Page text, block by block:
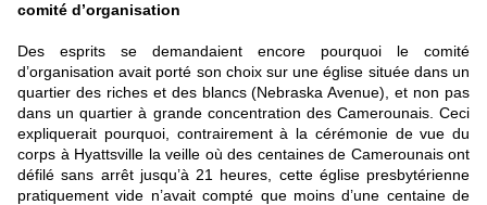
comité d’organisation
Des esprits se demandaient encore pourquoi le comité
d’organisation avait porté son choix sur une église située dans un
quartier des riches et des blancs (Nebraska Avenue), et non pas
dans un quartier à grande concentration des Camerounais. Ceci
expliquerait pourquoi, contrairement à la cérémonie de vue du
corps à Hyattsville la veille où des centaines de Camerounais ont
défilé sans arrêt jusqu’à 21 heures, cette église presbytérienne
pratiquement vide n’avait compté que moins d’une centaine de